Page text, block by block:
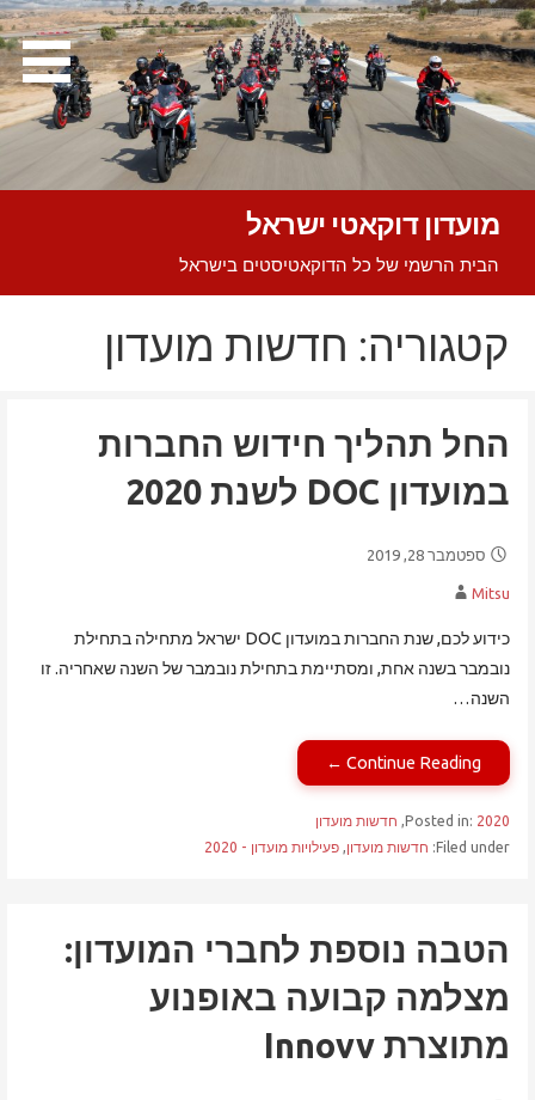
Skip
to
content
מועדון דוקאטי ישראל
הבית הרשמי של כל הדוקאטיסטים בישראל
קטגוריה: חדשות מועדון
החל תהליך חידוש החברות
במועדון DOC לשנת 2020
ספטמבר 28, 2019
Mitsu
כידוע לכם, שנת החברות במועדון DOC ישראל מתחילה בתחילת
נובמבר בשנה אחת, ומסתיימת בתחילת נובמבר של השנה שאחריה. זו
השנה…
Continue Reading ←
Posted in: 2020
, חדשות מועדון
Filed under:
חדשות מועדון, פעילויות מועדון - 2020
הטבה נוספת לחברי המועדון:
מצלמה קבועה באופנוע
מתוצרת Innovv